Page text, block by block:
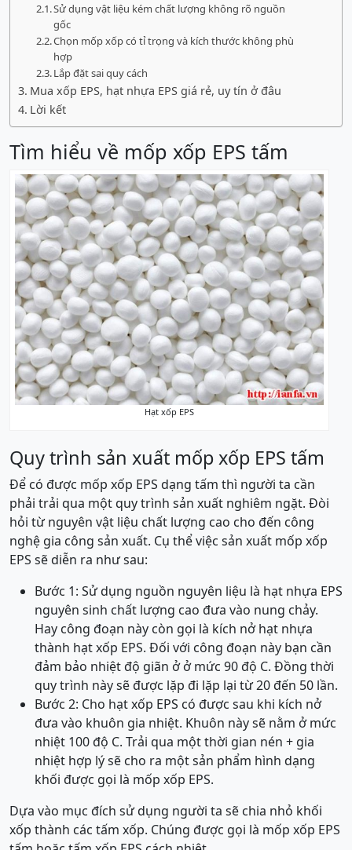
Sử dụng vật liệu kém chất lượng không rõ nguồn
gốc
Chọn mốp xốp có tỉ trọng và kích thước không phù
hợp
Lắp đặt sai quy cách
Mua xốp EPS, hạt nhựa EPS giá rẻ, uy tín ở đâu
Lời kết
Tìm hiểu về mốp xốp EPS tấm
Hạt xốp EPS
Quy trình sản xuất mốp xốp EPS tấm
Để có được mốp xốp EPS dạng tấm thì người ta cần
phải trải qua một quy trình sản xuất nghiêm ngặt. Đòi
hỏi từ nguyên vật liệu chất lượng cao cho đến công
nghệ gia công sản xuất. Cụ thể việc sản xuất mốp xốp
EPS sẽ diễn ra như sau:
Bước 1: Sử dụng nguồn nguyên liệu là hạt nhựa EPS
nguyên sinh chất lượng cao đưa vào nung chảy.
Hay công đoạn này còn gọi là kích nở hạt nhựa
thành hạt xốp EPS. Đối với công đoạn này bạn cần
đảm bảo nhiệt độ giãn ở ở mức 90 độ C. Đồng thời
quy trình này sẽ được lặp đi lặp lại từ 20 đến 50 lần.
Bước 2: Cho hạt xốp EPS có được sau khi kích nở
đưa vào khuôn gia nhiệt. Khuôn này sẽ nằm ở mức
nhiệt 100 độ C. Trải qua một thời gian nén + gia
nhiệt hợp lý sẽ cho ra một sản phẩm hình dạng
khối được gọi là mốp xốp EPS.
Dựa vào mục đích sử dụng người ta sẽ chia nhỏ khối
xốp thành các tấm xốp. Chúng được gọi là mốp xốp EPS